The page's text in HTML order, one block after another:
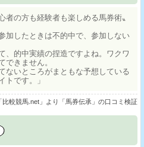
者の方も経験者も楽しめる馬券術〟
加したときは不的中で、参加しない
、的中実績の捏造ですよね。ワクワ
できません。
ないところがまともな予想している
トです。」
「比較競馬.net」より「馬券伝承」の口コミ検証